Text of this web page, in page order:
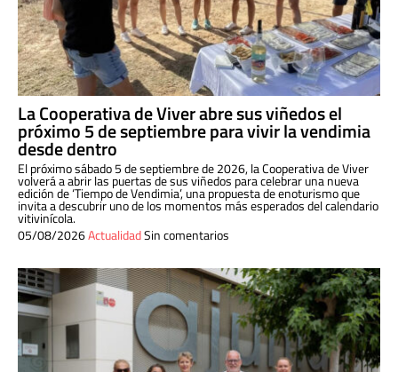
La Cooperativa de Viver abre sus viñedos el
próximo 5 de septiembre para vivir la vendimia
desde dentro
El próximo sábado 5 de septiembre de 2026, la Cooperativa de Viver
volverá a abrir las puertas de sus viñedos para celebrar una nueva
edición de ‘Tiempo de Vendimia’, una propuesta de enoturismo que
invita a descubrir uno de los momentos más esperados del calendario
vitivinícola.
05/08/2026ActualidadSin comentarios